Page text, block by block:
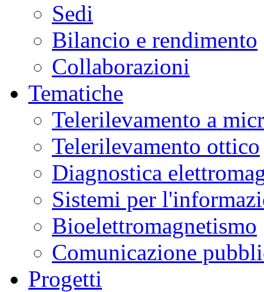
Sedi
Bilancio e rendimento
Collaborazioni
Tematiche
Telerilevamento a
Telerilevamento ottico
Diagnostica
Sistemi per
Bioelettromagnetismo
Comunicazione
Progetti